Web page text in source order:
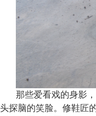
那些爱看戏的身影
头探脑的笑脸。修鞋匠